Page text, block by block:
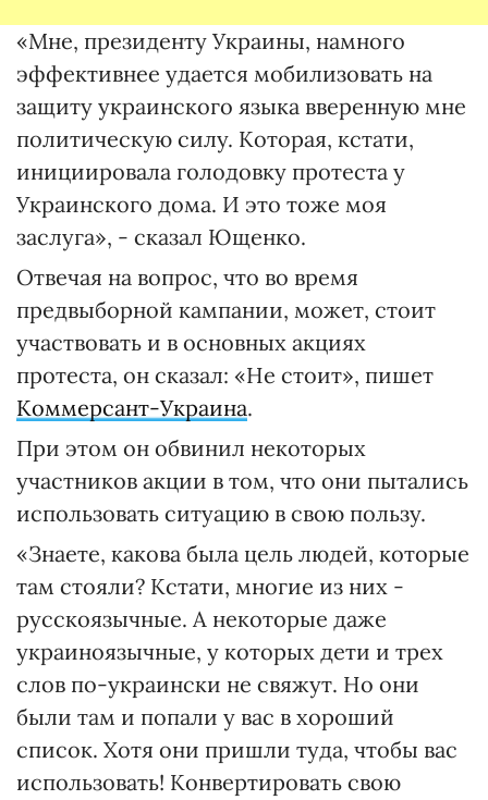
«Мне, президенту Украины, намного
эффективнее удается мобилизовать на
защиту украинского языка вверенную мне
политическую силу. Которая, кстати,
инициировала голодовку протеста у
Украинского дома. И это тоже моя
заслуга», - сказал Ющенко.
Отвечая на вопрос, что во время
предвыборной кампании, может, стоит
участвовать и в основных акциях
протеста, он сказал: «Не стоит», пишет
Коммерсант-Украина.
При этом он обвинил некоторых
участников акции в том, что они пытались
использовать ситуацию в свою пользу.
«Знаете, какова была цель людей, которые
там стояли? Кстати, многие из них -
русскоязычные. А некоторые даже
украиноязычные, у которых дети и трех
слов по-украински не свяжут. Но они
были там и попали у вас в хороший
список. Хотя они пришли туда, чтобы вас
использовать! Конвертировать свою